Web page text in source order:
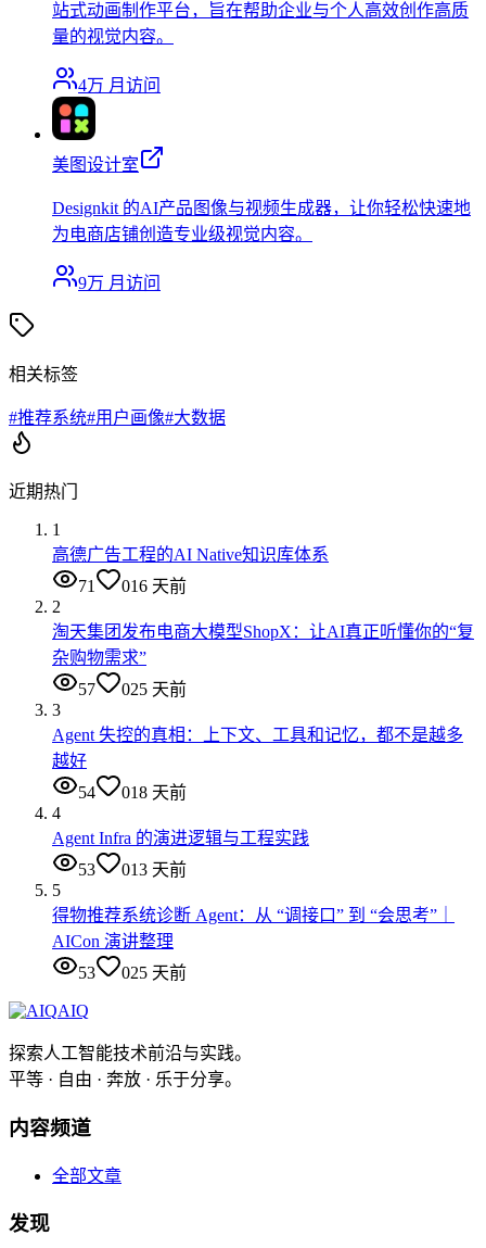
站式动画制作平台，旨在帮助企业与个人高效创作高质
量的视觉内容。
4万 月访问
美图设计室
Designkit 的AI产品图像与视频生成器，让你轻松快速地
为电商店铺创造专业级视觉内容。
9万 月访问
相关标签
#推荐系统#用户画像#大数据
近期热门
1
高德广告工程的AI Native知识库体系
71
016 天前
2
淘天集团发布电商大模型ShopX：让AI真正听懂你的“复
杂购物需求”
57
025 天前
3
Agent 失控的真相：上下文、工具和记忆，都不是越多
越好
54
018 天前
4
Agent Infra 的演进逻辑与工程实践
53
013 天前
5
得物推荐系统诊断 Agent：从 “调接口” 到 “会思考”｜
AICon 演讲整理
53
025 天前
AIQ
探索人工智能技术前沿与实践。
平等 · 自由 · 奔放 · 乐于分享。
内容频道
全部文章
发现